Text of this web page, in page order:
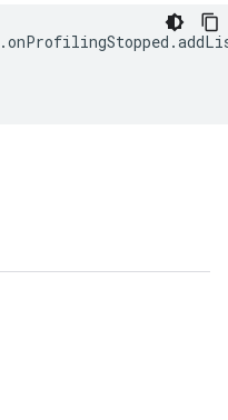
.onProfilingStopped .